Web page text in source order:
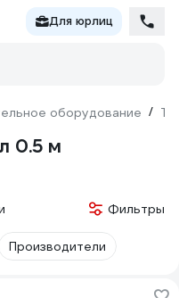
Для юрлиц
оборудование /
0.5 м
Фильтры
Производители